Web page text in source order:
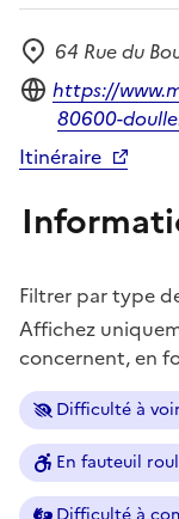
Adresse
64 Rue du
Site internet
https://
80600-
Itinéraire
Filtrer par type
Affichez
concernent, en
Difficulté à
En fauteuil